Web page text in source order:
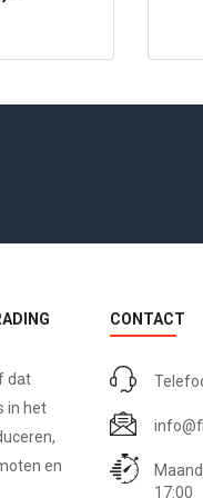
dat
in het
en
CONTACT
17:00